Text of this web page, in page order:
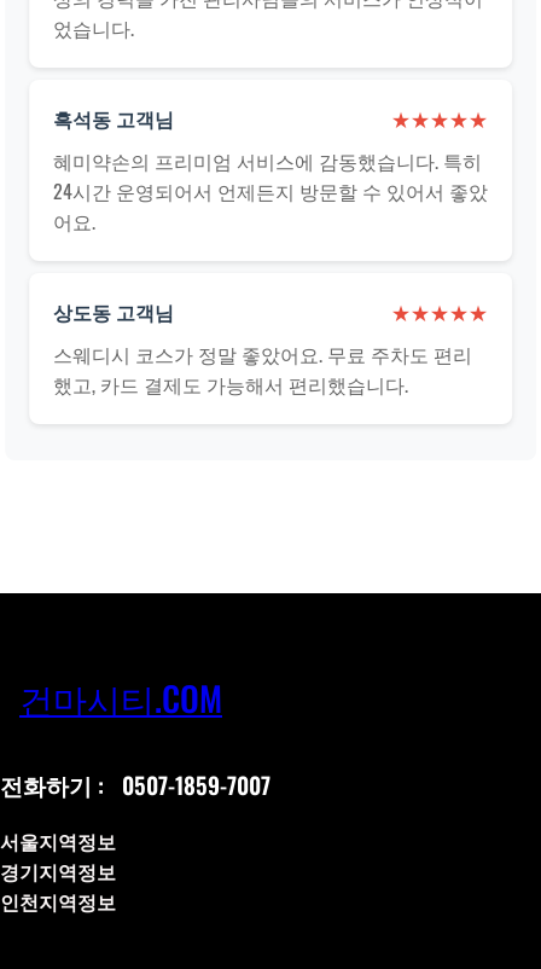
었습니다.
흑석동 고객님
★★★★★
혜미약손의 프리미엄 서비스에 감동했습니다. 특히
24시간 운영되어서 언제든지 방문할 수 있어서 좋았
어요.
상도동 고객님
★★★★★
스웨디시 코스가 정말 좋았어요. 무료 주차도 편리
했고, 카드 결제도 가능해서 편리했습니다.
건마시티.COM
전화하기 : 0507-1859-7007
서울지역정보
경기지역정보
인천지역정보